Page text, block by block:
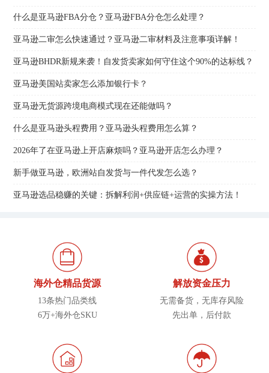
什么是亚马逊FBA分仓？亚马逊FBA分仓怎么处理？
亚马逊二审怎么快速通过？亚马逊二审材料及注意事项详解！
亚马逊BHDR新规来袭！自发货卖家如何守住这个90%的达标线？
亚马逊美国站卖家怎么添加银行卡？
亚马逊无货源跨境电商模式现在还能做吗？
什么是亚马逊头程费用？亚马逊头程费用怎么算？
2026年了在亚马逊上开店麻烦吗？亚马逊开店怎么办理？
新手做亚马逊，欧洲站自发货与一件代发怎么选？
亚马逊选品稳赚的关键：拆解利润+供应链+运营的实操方法！
海外仓精品货源
13条热门品类线
6万+海外仓SKU
解放资金压力
无需备货，无库存风险
先出单，后付款